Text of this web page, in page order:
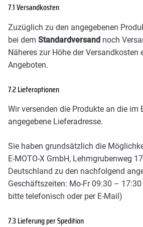
7.1 Versandkosten
Zuzüglich zu den angegebenen
bei dem Standardversand noch
Näheres zur Höhe der Versandkosten
Angeboten.
7.2 Lieferoptionen
Wir versenden die Produkte an die im
angegebene Lieferadresse.
Sie haben grundsätzlich die
E-MOTO-X GmbH, Lehmgrubenweg
Deutschland zu den nachfolgend
Geschäftszeiten: Mo-Fr 09:30 –
bitte telefonisch oder per E-Mail)
7.3 Lieferung per Spedition